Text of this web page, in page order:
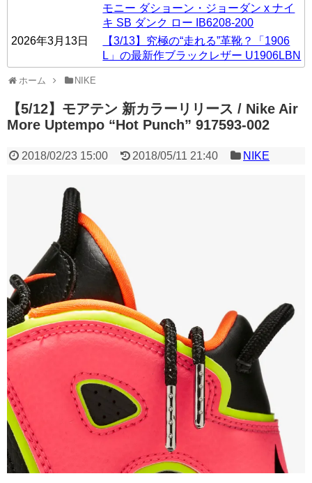
モニー ダショーン・ジョーダン x ナイ
キ SB ダンク ロー IB6208-200
2026年3月13日
【3/13】究極の“走れる”革靴？「1906
L」の最新作ブラックレザー U1906LBN
ホーム NIKE
【5/12】モアテン 新カラーリリース / Nike Air
More Uptempo “Hot Punch” 917593-002
2018/02/23 15:00 2018/05/11 21:40 NIKE